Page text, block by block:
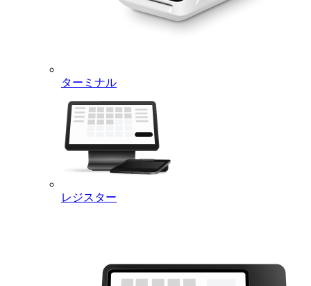
ターミナル
レジスター